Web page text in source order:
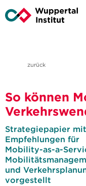
zurück
So können
Strategiepapier mit
Empfehlungen für
Mobility-as-a-
und
vorgestellt